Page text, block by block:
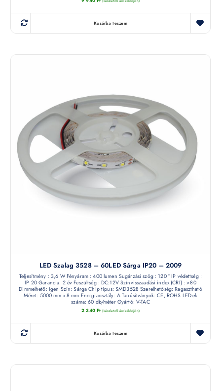
Kosárba teszem
LED Szalag 3528 – 60LED Sárga IP20 – 2009
Teljesítmény : 3,6 W Fényáram : 400 lumen Sugárzási szög : 120 ° IP védettség :
IP 20 Garancia: 2 év Feszültség : DC:12V Színvisszaadási index (CRI) : >80
Dimmelhető: Igen Szín: Sárga Chip típus: SMD3528 Szerelhetőség: Ragasztható
Méret: 5000 mm x 8 mm Energiaosztály: A Tanúsítványok: CE, ROHS LED-ek
száma: 60 db/méter Gyártó: V-TAC
2 340 Ft (készletről érdeklődjön)
Kosárba teszem